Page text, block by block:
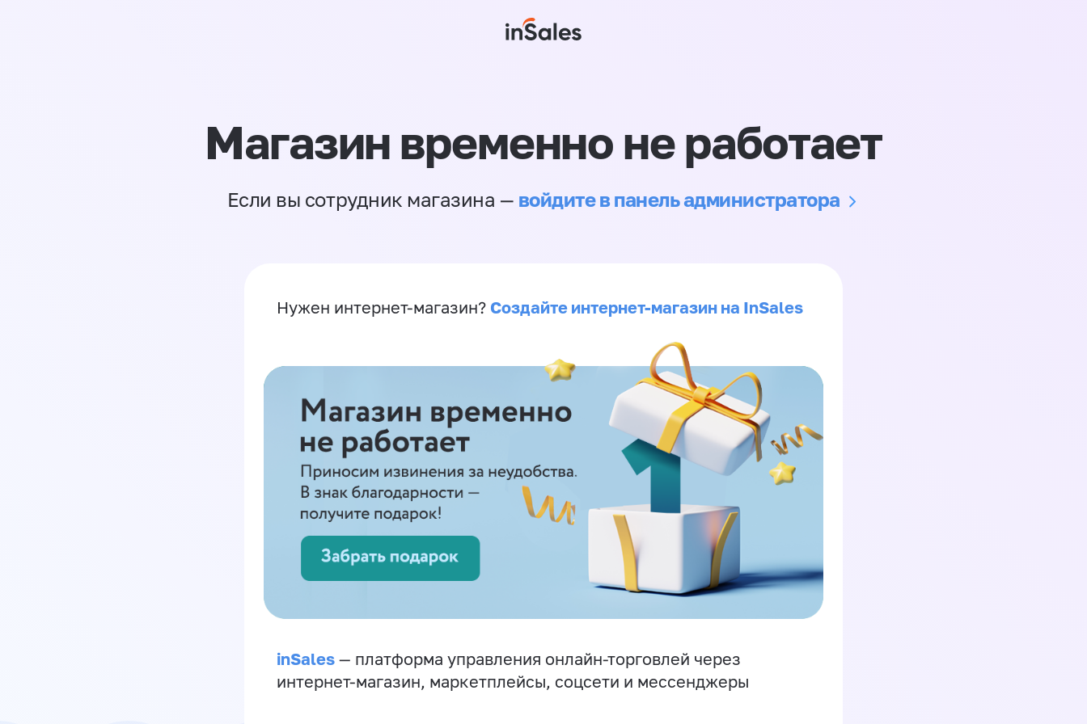
Магазин временно не работает
Если вы сотрудник магазина — войдите в панель администратора
Нужен интернет-магазин? Создайте интернет-магазин на InSales
inSales — платформа управления онлайн-торговлей через
интернет-магазин, маркетплейсы, соцсети и мессенджеры